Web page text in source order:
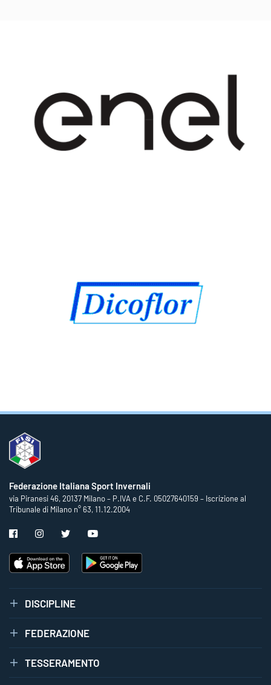
Federazione Italiana Sport Invernali
via Piranesi 46, 20137 Milano – P.IVA e C.F. 05027640159 – Iscrizione al
Tribunale di Milano n° 63, 11.12.2004
DISCIPLINE
FEDERAZIONE
TESSERAMENTO